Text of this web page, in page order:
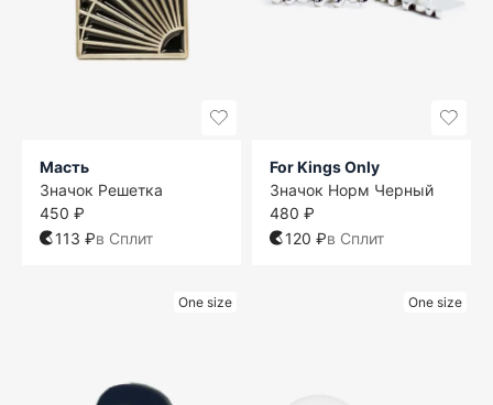
Масть
Значок Решетка
450 ₽
113 ₽в Сплит
For Kings Only
Значок Норм Черный
480 ₽
120 ₽в Сплит
One size One size